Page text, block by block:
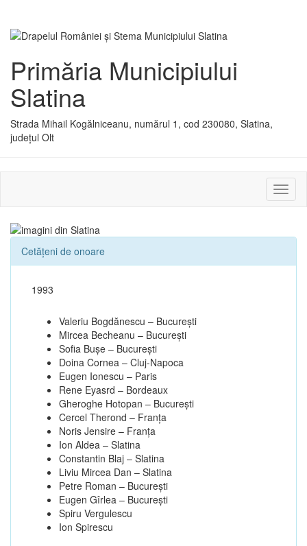
Primăria Municipiului
Slatina
Strada Mihail Kogălniceanu, numărul 1, cod 230080, Slatina,
județul Olt
sau
Cetățeni de onoare
1993
Valeriu Bogdănescu – Bucureşti
Mircea Becheanu – Bucureşti
Sofia Buşe – Bucureşti
Doina Cornea – Cluj-Napoca
Eugen Ionescu – Paris
Rene Eyasrd – Bordeaux
Gheroghe Hotopan – Bucureşti
Cercel Therond – Franţa
Noris Jensire – Franţa
Ion Aldea – Slatina
Constantin Blaj – Slatina
Liviu Mircea Dan – Slatina
Petre Roman – Bucureşti
Eugen Gîrlea – Bucureşti
Spiru Vergulescu
Ion Spirescu